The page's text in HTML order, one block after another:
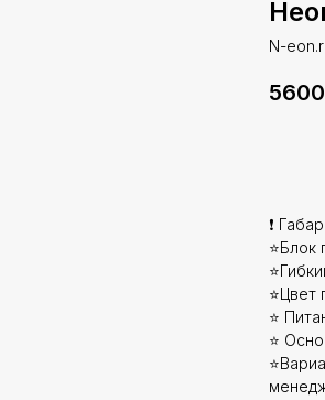
N-
❗
⭐Блок
⭐
⭐